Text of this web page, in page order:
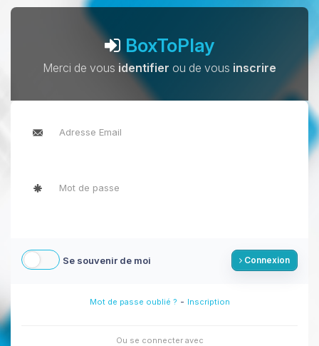
BoxToPlay
Merci de vous identifier ou de vous inscrire
Se souvenir de moi Connexion
Mot de passe oublié ? - Inscription
Ou se connecter avec